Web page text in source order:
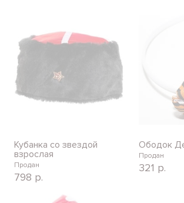
Кубанка со звездой
взрослая
Продан
798 р.
Ободок
Продан
321 р.